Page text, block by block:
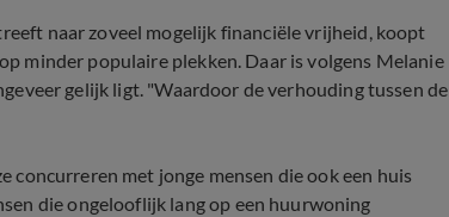
naar zoveel mogelijk financiële vrijheid, koopt
minder populaire plekken. Daar is volgens Melanie
gelijk ligt. "Waardoor de verhouding tussen de
concurreren met jonge mensen die ook een huis
die ongelooflijk lang op een huurwoning